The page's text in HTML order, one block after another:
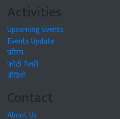
Activities
Upcoming Events
Events Update
फोरम
फोटो गैलरी
वीडियो
Contact
About Us